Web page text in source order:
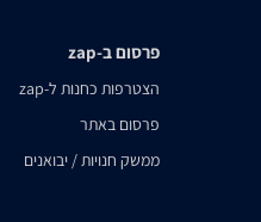
פרסום ב-zap
הצטרפות כחנות ל-zap
פרסום באתר
ממשק חנויות / יבואנים